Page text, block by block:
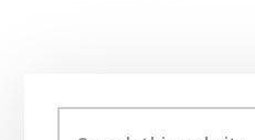
Sidebar